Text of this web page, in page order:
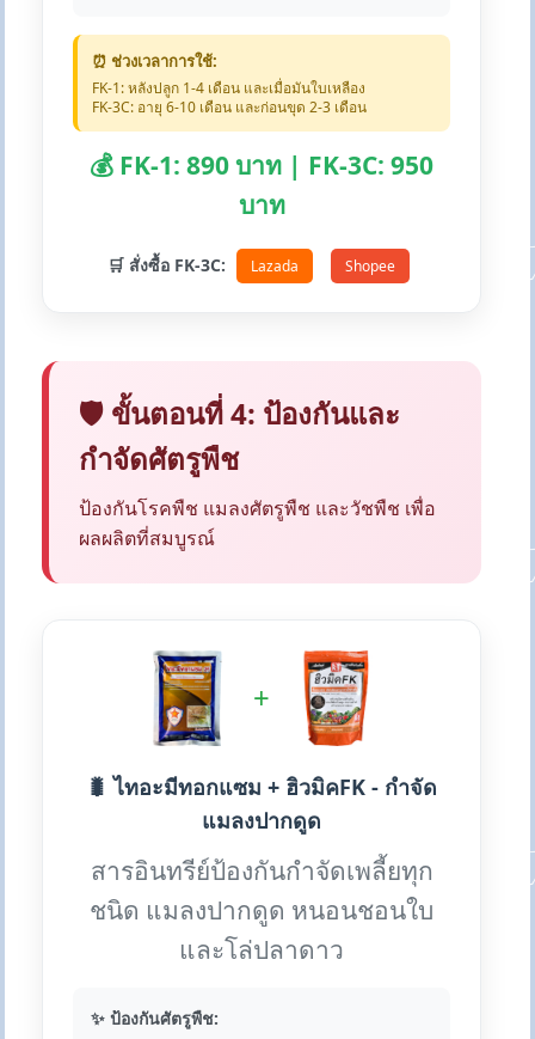
⏰ ช่วงเวลาการใช้:
FK-1: หลังปลูก 1-4 เดือน และเมื่อมันใบเหลือง
FK-3C: อายุ 6-10 เดือน และก่อนขุด 2-3 เดือน
💰 FK-1: 890 บาท | FK-3C: 950
บาท
🛒 สั่งซื้อ FK-3C: Lazada Shopee
🛡️ ขั้นตอนที่ 4: ป้องกันและ
กำจัดศัตรูพืช
ป้องกันโรคพืช แมลงศัตรูพืช และวัชพืช เพื่อ
ผลผลิตที่สมบูรณ์
+
🐛 ไทอะมีทอกแซม + ฮิวมิคFK - กำจัด
แมลงปากดูด
สารอินทรีย์ป้องกันกำจัดเพลี้ยทุก
ชนิด แมลงปากดูด หนอนชอนใบ
และโล่ปลาดาว
✨ ป้องกันศัตรูพืช: